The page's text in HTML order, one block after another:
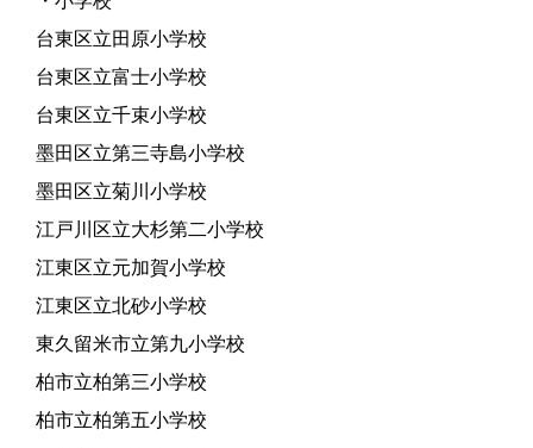
台東区立田原小学校
台東区立富士小学校
台東区立千束小学校
墨田区立第三寺島小学校
墨田区立菊川小学校
江戸川区立大杉第二小学校
江東区立元加賀小学校
江東区立北砂小学校
東久留米市立第九小学校
柏市立柏第三小学校
柏市立柏第五小学校